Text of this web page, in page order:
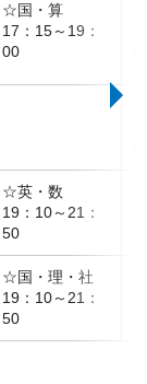
☆国・算
17：15～19：
00
☆英・数
19：10～21：
50
☆国・理・社
19：10～21：
50